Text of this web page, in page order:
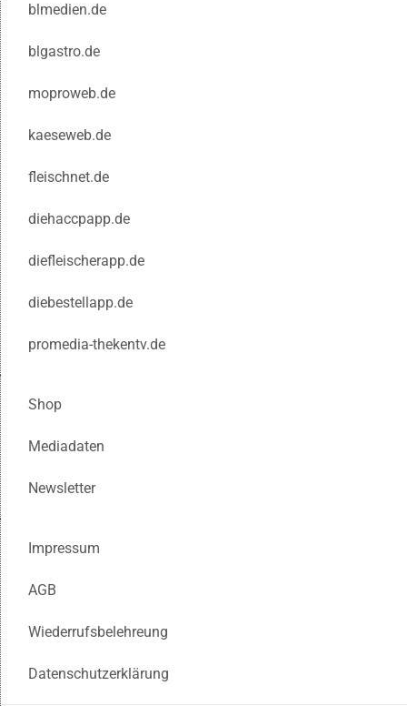
blmedien.de
blgastro.de
moproweb.de
kaeseweb.de
fleischnet.de
diehaccpapp.de
diefleischerapp.de
diebestellapp.de
promedia-thekentv.de
Shop
Mediadaten
Newsletter
Impressum
AGB
Wiederrufsbelehreung
Datenschutzerklärung